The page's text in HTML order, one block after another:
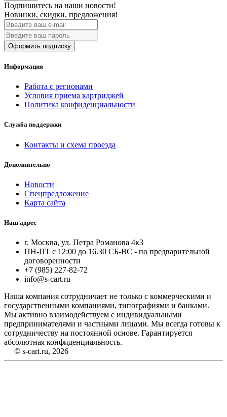
Подпишитесь на наши новости!
Новинки, скидки, предложения!
Оформить подписку
Информация
Работа с регионами
Условия приема картриджей
Политика конфиденциальности
Служба поддержки
Контакты и схема проезда
Дополнительно
Новости
Спецпредложение
Карта сайта
Наш адрес
г. Москва, ул. Петра Романова 4к3
ПН-ПТ с 12:00 до 16.30 СБ-ВС - по предварительной
договоренности
+7 (985) 227-82-72
info@s-cart.ru
Наша компания сотрудничает не только с коммерческими и
государственными компаниями, типографиями и банками.
Мы активно взаимодействуем с индивидуальными
предпринимателями и частными лицами. Мы всегда готовы к
сотрудничеству на постоянной основе. Гарантируется
абсолютная конфиденциальность.
© s-cart.ru, 2026